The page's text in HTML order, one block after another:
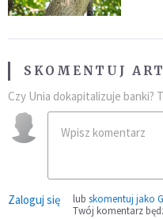
SKOMENTUJ
Czy Unia dokapitalizuje banki?
Zaloguj się lub skomentuj jako
Twój komentarz